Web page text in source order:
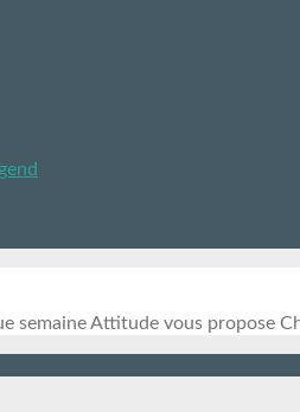
semaine Attitude vous propose